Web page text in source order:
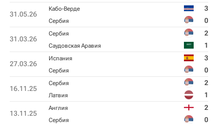
31.05.26
Кабо-Верде 3
Сербия 0
31.03.26
Сербия 2
Саудовская Аравия 1
27.03.26
Испания 3
Сербия 0
16.11.25
Сербия 2
Латвия 1
13.11.25
Англия 2
Сербия 0